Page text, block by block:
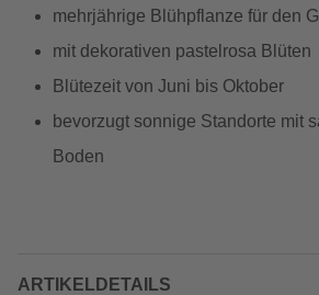
mehrjährige Blühpflanze für den
mit dekorativen pastelrosa Blüten
Blütezeit von Juni bis Oktober
bevorzugt sonnige Standorte mit
Boden
ARTIKELDETAILS